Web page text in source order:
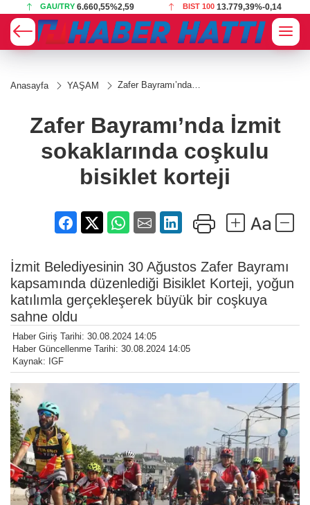
GAU/TRY 6.660,55%2,59 BIST 100 13.779,39%-0,14
Anasayfa YAŞAM
Zafer Bayramı’nda
Zafer Bayramı’nda İzmit
sokaklarında coşkulu
bisiklet korteji
İzmit Belediyesinin 30 Ağustos Zafer Bayramı
kapsamında düzenlediği Bisiklet Korteji, yoğun
katılımla gerçekleşerek büyük bir coşkuya
sahne oldu
Haber Giriş Tarihi: 30.08.2024 14:05
Haber Güncellenme Tarihi: 30.08.2024 14:05
Kaynak: IGF